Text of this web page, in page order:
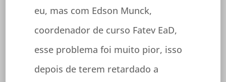
eu, mas com Edson Munck,
coordenador de curso Fatev EaD,
esse problema foi muito pior, isso
depois de terem retardado a